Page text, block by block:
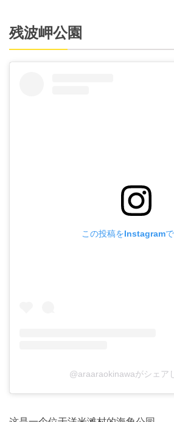
残波岬公園
この投稿をInstagram
@araaraokinawaがシェア